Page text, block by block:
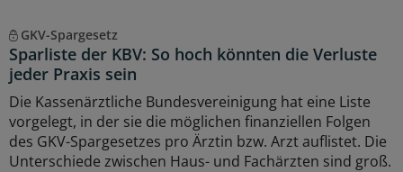
GKV-Spargesetz
Sparliste der KBV: So hoch könnten die Verluste
jeder Praxis sein
Die Kassenärztliche Bundesvereinigung hat eine Liste
vorgelegt, in der sie die möglichen finanziellen Folgen
des GKV-Spargesetzes pro Ärztin bzw. Arzt auflistet. Die
Unterschiede zwischen Haus- und Fachärzten sind groß.